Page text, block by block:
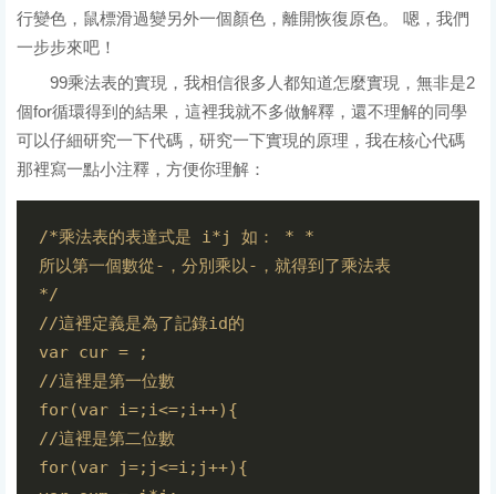
行變色，鼠標滑過變另外一個顏色，離開恢復原色。 嗯，我們
一步步來吧！
99乘法表的實現，我相信很多人都知道怎麼實現，無非是2
個for循環得到的結果，這裡我就不多做解釋，還不理解的同學
可以仔細研究一下代碼，研究一下實現的原理，我在核心代碼
那裡寫一點小注釋，方便你理解：
/*乘法表的表達式是 i*j 如： * *
所以第一個數從-，分別乘以-，就得到了乘法表
*/
//這裡定義是為了記錄id的
var cur = ;
//這裡是第一位數
for(var i=;i<=;i++){
//這裡是第二位數
for(var j=;j<=i;j++){